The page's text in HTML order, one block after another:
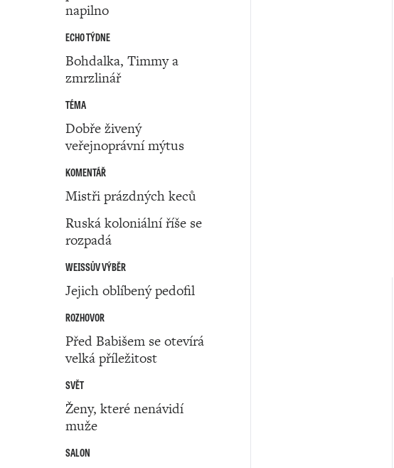
napilno
ECHO TÝDNE
Bohdalka, Timmy a
zmrzlinář
TÉMA
Dobře živený
veřejnoprávní mýtus
KOMENTÁŘ
Mistři prázdných keců
Ruská koloniální říše se
rozpadá
WEISSŮV VÝBĚR
Jejich oblíbený pedofil
ROZHOVOR
Před Babišem se otevírá
velká příležitost
SVĚT
Ženy, které nenávidí
muže
SALON